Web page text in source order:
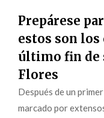
Prepárese
estos son
último fin de
Flores
Después de un
marcado por